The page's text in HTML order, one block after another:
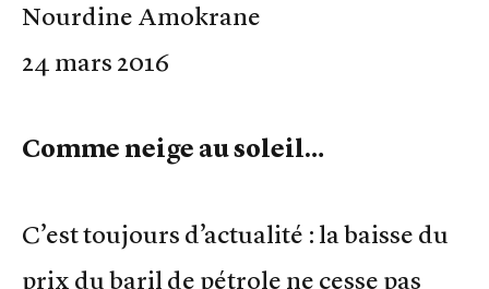
Nourdine Amokrane
24 mars 2016
Comme neige au soleil…
C’est toujours d’actualité : la baisse du
prix du baril de pétrole ne cesse pas